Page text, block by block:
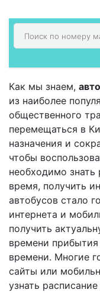
Как мы знаем,
из наиболее
общественного
перемещаться в
назначения и
чтобы
необходимо знать
время, получить
автобусов стало
интернета и
получить
времени
времени. Многие
сайты или
узнать